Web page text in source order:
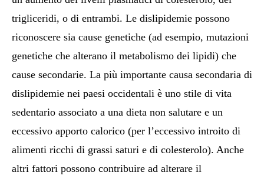
trigliceridi, o di entrambi. Le dislipidemie possono
riconoscere sia cause genetiche (ad esempio, mutazioni
genetiche che alterano il metabolismo dei lipidi) che
cause secondarie. La più importante causa secondaria di
dislipidemie nei paesi occidentali è uno stile di vita
sedentario associato a una dieta non salutare e un
eccessivo apporto calorico (per l’eccessivo introito di
alimenti ricchi di grassi saturi e di colesterolo). Anche
altri fattori possono contribuire ad alterare il